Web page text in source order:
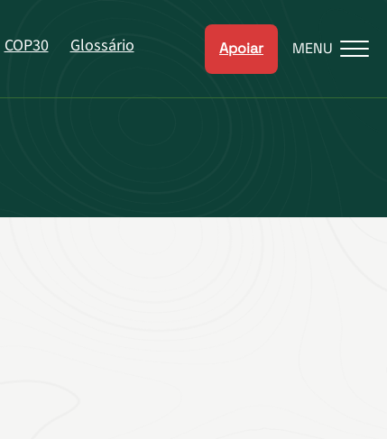
COP30 Glossário Apoiar MENU